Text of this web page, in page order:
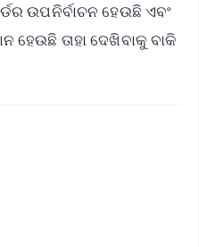
ଉପନିର୍ବାଚନ ହେଉଛି ଏବଂ
ହେଉଛି ତାହା ଦେଖିବାକୁ ବାକି